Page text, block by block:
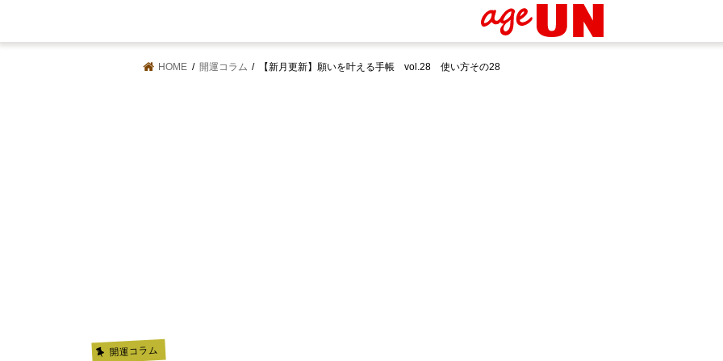
HOME 開運コラム 【新月更新】願いを叶える手帳 vol.28 使い方その28
開運コラム